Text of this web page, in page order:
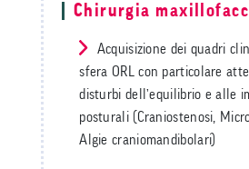
Chirurgia
Acquisizione dei quadri
sfera ORL con particolare
disturbi dell’equilibrio e alle
posturali (Craniostenosi,
Algie craniomandibolari)